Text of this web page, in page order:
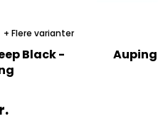
Flere varianter
Black -